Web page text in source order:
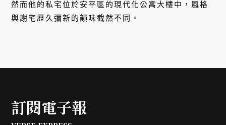
然而他的私宅位於安平區的現代化公寓大樓中，風格
與謝宅歷久彌新的韻味截然不同。
訂閱電子報